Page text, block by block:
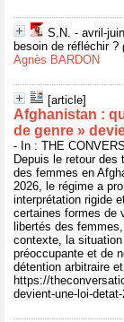
S.N. - avril-
besoin de réfléchir ?
Agnès BARDON
[article]
Afghanistan :
de genre »
- In : THE
Depuis le retour des
des femmes en
2026, le régime a
interprétation rigide
certaines formes de
libertés des
contexte, la
préoccupante et de
détention arbitraire
https://
devient-une-loi-